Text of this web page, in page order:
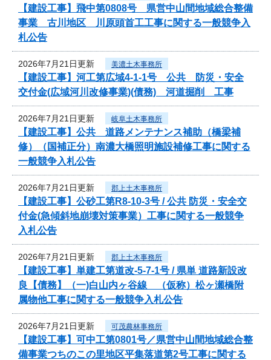
【建設工事】飛中第0808号 県営中山間地域総合整備
事業 古川地区 川原頭首工工事に関する一般競争入
札公告
2026年7月21日更新 美濃土木事務所
【建設工事】河工第広域4-1-1号 公共 防災・安全
交付金(広域河川改修事業)(債務) 河道掘削 工事
2026年7月21日更新 岐阜土木事務所
【建設工事】公共 道路メンテナンス補助（橋梁補
修）（国補正分）南濃大橋照明施設補修工事に関する
一般競争入札公告
2026年7月21日更新 郡上土木事務所
【建設工事】公砂工第R8-10-3号 / 公共 防災・安全交
付金(急傾斜地崩壊対策事業）工事に関する一般競争
入札公告
2026年7月21日更新 郡上土木事務所
【建設工事】単建工第道改-5-7-1号 / 県単 道路新設改
良【債務】（一)白山内ヶ谷線 （仮称）松ヶ瀬橋附
属物他工事に関する一般競争入札公告
2026年7月21日更新 可茂農林事務所
【建設工事】可中工第0801号／県営中山間地域総合整
備事業つちのこの里地区平集落道第2号工事に関する